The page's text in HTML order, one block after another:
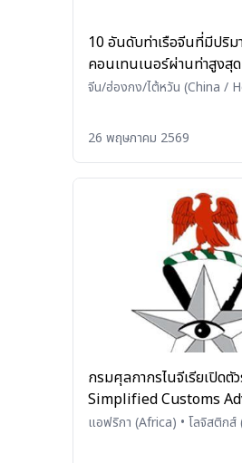
10 อันดับท่าเรือจีนที่มีปริ
คอนเทนเนอร์ผ่านท่าสูงสุ
จีน/ฮ่องกง/ไต้หวัน (China /
26 พฤษภาคม 2569
กรมศุลกากรไนจีเรียเปิดตั
Simplified Customs
Declaration System เพื่อแก้ไขปัญหา
แอฟริกา (Africa) • โลจิสติก